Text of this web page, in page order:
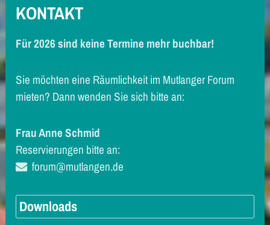
KONTAKT
Für 2026 sind keine Termine mehr buchbar!
Sie möchten eine Räumlichkeit im Mutlanger Forum
mieten? Dann wenden Sie sich bitte an:
Frau Anne Schmid
Reservierungen bitte an:
forum@mutlangen.de
Downloads